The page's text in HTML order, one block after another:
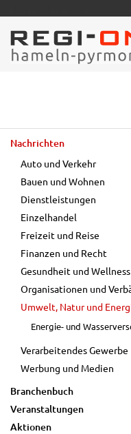
Nachrichten
Auto und Verkehr
Bauen und Wohnen
Dienstleistungen
Einzelhandel
Freizeit und Reise
Finanzen und Recht
Gesundheit und Wellness
Organisationen und
Umwelt, Natur und
Energie- und
Verarbeitendes Gewerbe
Werbung und Medien
Branchenbuch
Veranstaltungen
Aktionen